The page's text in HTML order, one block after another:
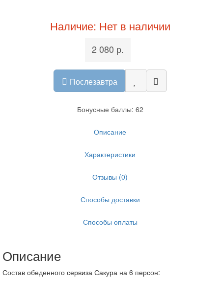
Наличие: Нет в наличии
2 080 р.
Послезавтра
Бонусные баллы: 62
Описание
Характеристики
Отзывы (0)
Способы доставки
Способы оплаты
Описание
Состав обеденного сервиза Сакура на 6 персон: